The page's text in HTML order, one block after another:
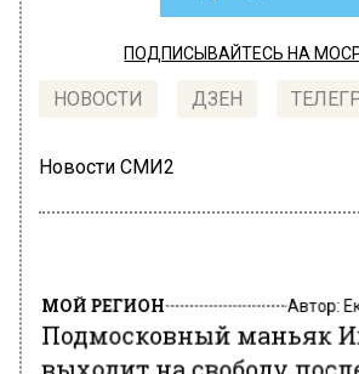
ПОДПИСЫВАЙТЕСЬ НА
НОВОСТИ ДЗЕН
Новости СМИ2
МОЙ РЕГИОН
Подмосковный маньяк
выходит на свободу